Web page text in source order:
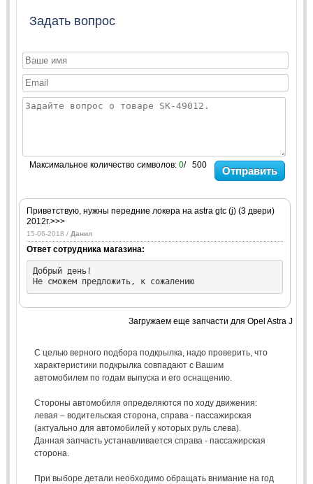
Задать вопрос
Максимальное количество символов: 0/ 500 Отправить
Приветствую, нужны передние локера на astra gtс (j) (3 двери)
2012г.>>>
15-06-2018 / Данил
Ответ сотрудника магазина:
Добрый день!
Не сможем предложить, к сожалению
Загружаем еще запчасти для Opel Astra J
С целью верного подбора подкрылка, надо проверить, что
характеристики подкрылка совпадают с Вашим
автомобилем по годам выпуска и его оснащению.
Стороны автомобиля определяются по ходу движения:
левая – водительская сторона, справа - пассажирская
(актуально для автомобилей у которых руль слева).
Данная запчасть устанавливается справа - пассажирская
сторона.
При выборе детали необходимо обращать внимание на год